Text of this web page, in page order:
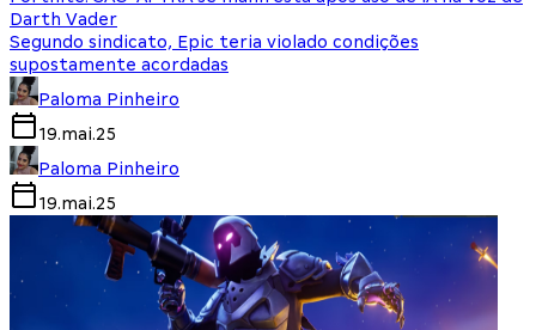
Darth Vader
Segundo sindicato, Epic teria violado condições
supostamente acordadas
Paloma Pinheiro
19.mai.25
Paloma Pinheiro
19.mai.25